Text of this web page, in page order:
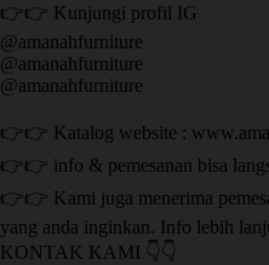
👉👉 Kunjungi profil IG
@amanahfurniture
@amanahfurniture
@amanahfurniture
👉👉 Katalog website :
👉👉 info & pemesanan bisa
👉👉 Kami juga menerima
yang anda inginkan. Info lebih
KONTAK KAMI 👇👇